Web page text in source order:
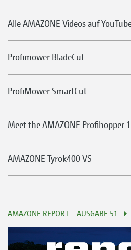
Alle AMAZONE Videos auf
Profimower BladeCut
ProfiMower SmartCut
Meet the AMAZONE Profihopper
AMAZONE Tyrok400 VS
AMAZONE REPORT - AUSGABE 51